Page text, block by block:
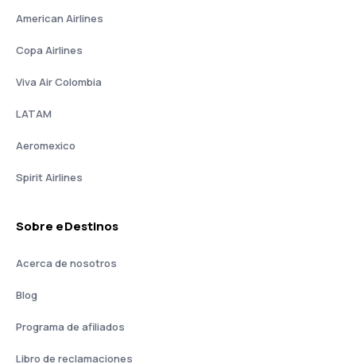
American Airlines
Copa Airlines
Viva Air Colombia
LATAM
Aeromexico
Spirit Airlines
Sobre eDestinos
Acerca de nosotros
Blog
Programa de afiliados
Libro de reclamaciones